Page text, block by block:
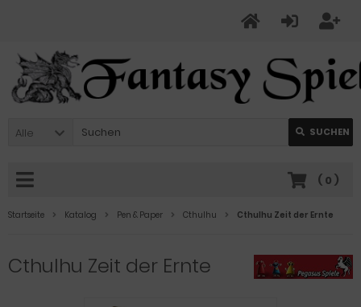
Alle SUCHEN
( 0 )
Startseite Katalog Pen & Paper Cthulhu Cthulhu Zeit der Ernte
Cthulhu Zeit der Ernte